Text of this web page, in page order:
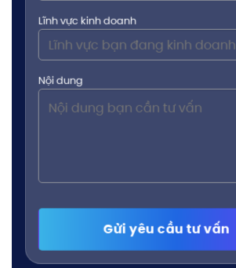
Lĩnh vực kinh doanh
Nội dung